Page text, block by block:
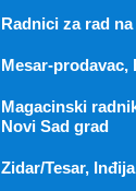
Radnici za rad
Mesar-prodavac,
Magacinski
Novi Sad grad
Zidar/Tesar, Inđija